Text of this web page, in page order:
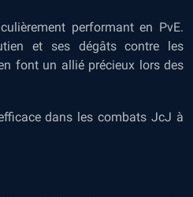
performant en PvE.
et ses dégâts contre les
font un allié précieux lors des
dans les combats JcJ à